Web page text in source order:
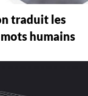
traduit les
humains